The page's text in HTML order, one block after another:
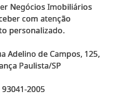
Negócios Imobiliários
com atenção
personalizado.
Adelino de Campos, 125,
Paulista/SP
2005